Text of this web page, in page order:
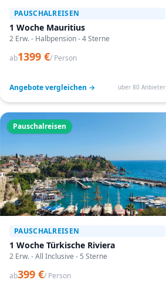
PAUSCHALREISEN
1 Woche Mauritius
2 Erw. - Halbpension - 4 Sterne
ab1399 €/ Person
Angebote vergleichen → über 80 Anbieter
Pauschalreisen
PAUSCHALREISEN
1 Woche Türkische Riviera
2 Erw. - All Inclusive - 5 Sterne
ab399 €/ Person